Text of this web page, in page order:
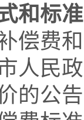
和标准
费和
民政
的公